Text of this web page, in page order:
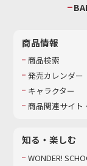
商品情報
商品検索
発売カレンダー
キャラクター
商品関連サイト
知る・楽しむ
WONDER!